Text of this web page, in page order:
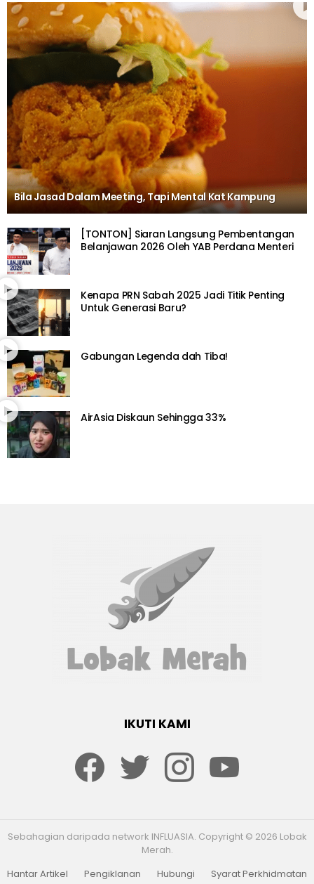
Bila Jasad Dalam Meeting, Tapi Mental Kat Kampung
[TONTON] Siaran Langsung Pembentangan
Belanjawan 2026 Oleh YAB Perdana Menteri
Kenapa PRN Sabah 2025 Jadi Titik Penting
Untuk Generasi Baru?
Gabungan Legenda dah Tiba!
AirAsia Diskaun Sehingga 33%
IKUTI KAMI
Sebahagian daripada network INFLUASIA. Copyright © 2026 Lobak
Merah.
Hantar Artikel
Pengiklanan Hubungi
Syarat Perkhidmatan